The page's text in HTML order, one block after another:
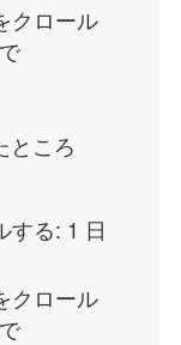
クロール
ところ
する: 1 日
クロール